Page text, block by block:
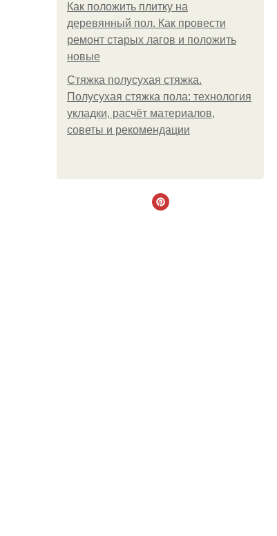
Как положить плитку на
деревянный пол. Как провести
ремонт старых лагов и положить
новые
Стяжка полусухая стяжка.
Полусухая стяжка пола: технология
укладки, расчёт материалов,
советы и рекомендации